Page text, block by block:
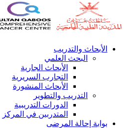
الأبحاث والتدريب
البحث العلمي
الأبحاث الجارية
التجارب السريرية
الأبحاث المنشورة
التدريب والتطوير
الدورات التدريبية
المتدربين في المركز
بوابة إحالة المرضى